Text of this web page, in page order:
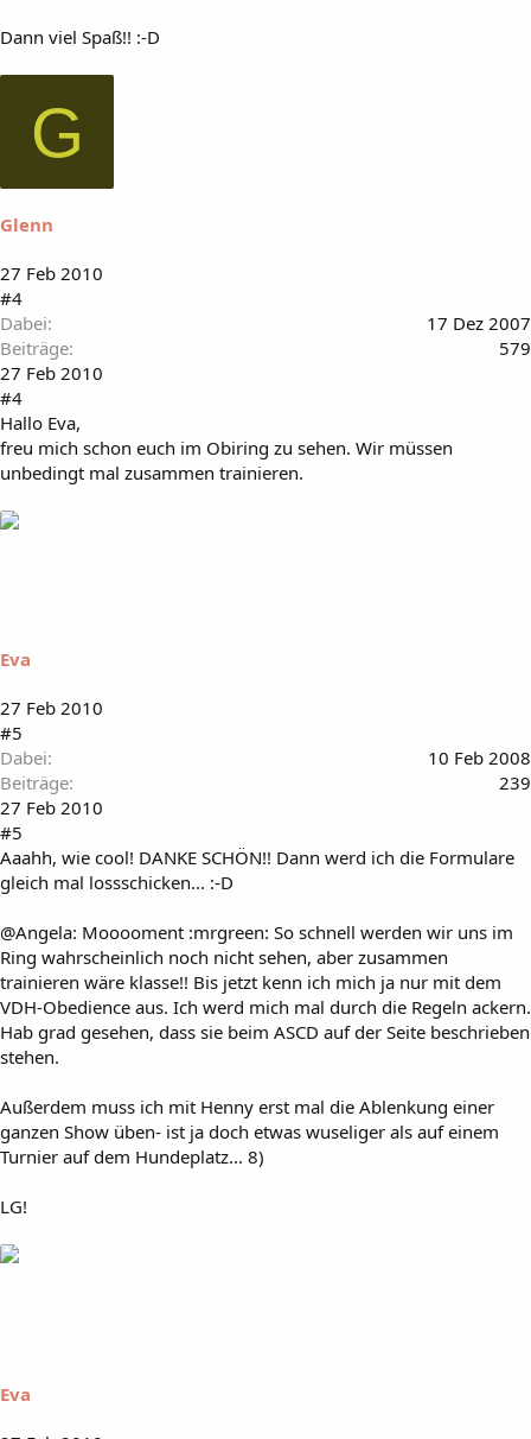
Dann viel Spaß!! :-D
G
Glenn
27 Feb 2010
#4
Dabei
17 Dez 2007
Beiträge
579
27 Feb 2010
#4
Hallo Eva,
freu mich schon euch im Obiring zu sehen. Wir müssen
unbedingt mal zusammen trainieren.
Eva
27 Feb 2010
#5
Dabei
10 Feb 2008
Beiträge
239
27 Feb 2010
#5
Aaahh, wie cool! DANKE SCHÖN!! Dann werd ich die Formulare
gleich mal lossschicken... :-D
@Angela: Mooooment :mrgreen: So schnell werden wir uns im
Ring wahrscheinlich noch nicht sehen, aber zusammen
trainieren wäre klasse!! Bis jetzt kenn ich mich ja nur mit dem
VDH-Obedience aus. Ich werd mich mal durch die Regeln ackern.
Hab grad gesehen, dass sie beim ASCD auf der Seite beschrieben
stehen.
Außerdem muss ich mit Henny erst mal die Ablenkung einer
ganzen Show üben- ist ja doch etwas wuseliger als auf einem
Turnier auf dem Hundeplatz... 8)
LG!
Eva